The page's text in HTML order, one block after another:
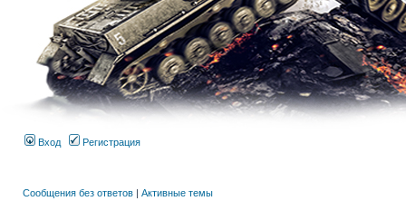
Вход Регистрация
Сообщения без ответов | Активные темы